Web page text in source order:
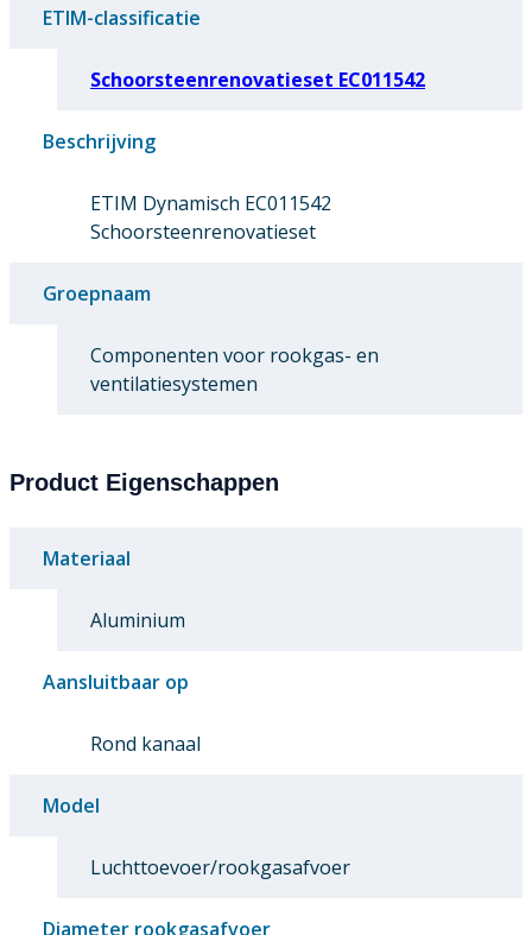
ETIM-classificatie
Schoorsteenrenovatieset EC011542
Beschrijving
ETIM Dynamisch EC011542
Schoorsteenrenovatieset
Groepnaam
Componenten voor rookgas- en
ventilatiesystemen
Product Eigenschappen
Materiaal
Aluminium
Aansluitbaar op
Rond kanaal
Model
Luchttoevoer/rookgasafvoer
Diameter rookgasafvoer